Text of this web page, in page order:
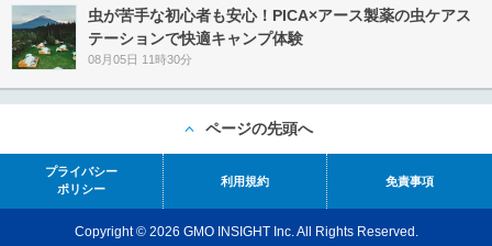
虫が苦手な初心者も安心！PICA×アース製薬の虫ケアス
テーションで快適キャンプ体験
08月05日 11時30分
ページの先頭へ
プライバシー
ポリシー
利用規約 免責事項
Copyright © 2026 GMO INSIGHT Inc. All Rights Reserved.